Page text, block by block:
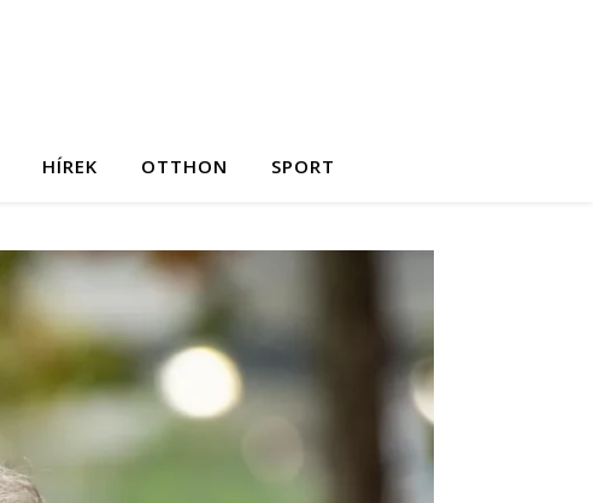
HÍREK OTTHON SPORT